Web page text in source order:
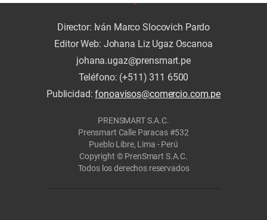
Director: Iván Marco Slocovich Pardo
Editor Web: Johana Liz Ugaz Oscanoa
johana.ugaz@prensmart.pe
Teléfono: (+511) 311 6500
Publicidad:fonoavisos@comercio.com.pe
PRENSMART S.A.C.
Prensmart Calle Paracas #532
Pueblo Libre, Lima - Perú
Copyright © PrenSmart S.A.C.
Todos los derechos reservados